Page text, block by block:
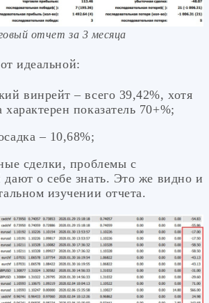
отчет за 3 месяца
идеальной:
винрейт – всего 39,42%, хотя
показатель 70+%;
– 10,68%;
сделки, проблемы с
о себе знать. Это же видно и
изучении отчета.